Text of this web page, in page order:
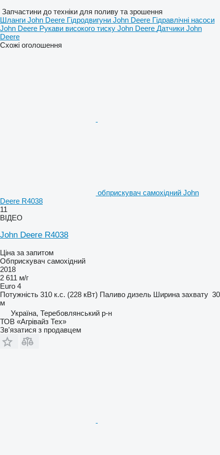
Запчастини до техніки для поливу та зрошення
Шланги John Deere Гідродвигуни John Deere Гідравлічні насоси
John Deere Рукави високого тиску John Deere Датчики John
Deere
Схожі оголошення
обприскувач самохідний John
Deere R4038
11
ВІДЕО
John Deere R4038
Ціна за запитом
Обприскувач самохідний
2018
2 611 м/г
Euro 4
Потужність 310 к.с. (228 кВт) Паливо дизель Ширина захвату 30
м
Україна, Теребовлянський р-н
ТОВ «Агрівайз Тех»
Зв'язатися з продавцем